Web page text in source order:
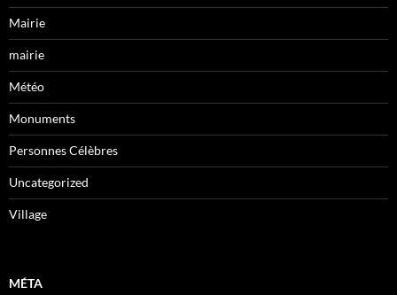
Mairie
mairie
Météo
Monuments
Personnes Célèbres
Uncategorized
Village
MÉTA